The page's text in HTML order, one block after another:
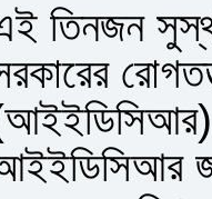
তিনজন সুস্থ